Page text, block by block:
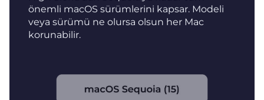
önemli macOS sürümlerini kapsar. Modeli
veya sürümü ne olursa olsun her Mac
korunabilir.